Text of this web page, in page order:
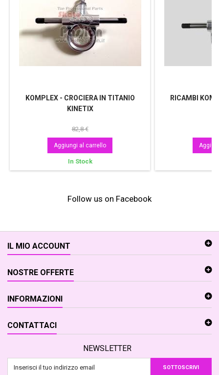
KOMPLEX - CROCIERA IN TITANIO
KINETIX
82,8 €
Aggiungi al carrello
In Stock
RICAMBI
Follow us on Facebook
IL MIO ACCOUNT
NOSTRE OFFERTE
INFORMAZIONI
CONTATTACI
NEWSLETTER
SOTTOSCRIVI